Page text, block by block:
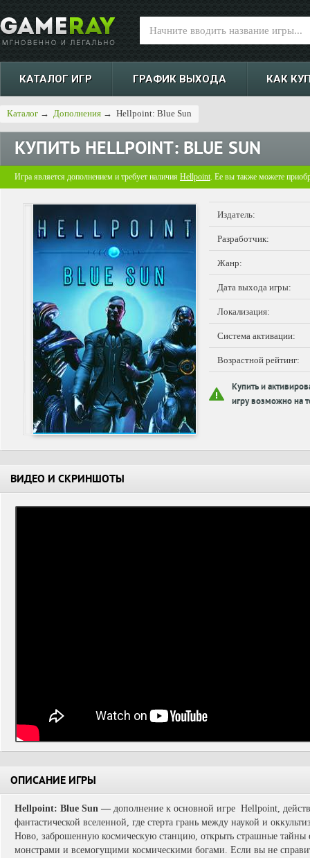
КАТАЛОГ ИГР ГРАФИК ВЫХОДА КАК
Каталог → Дополнения → Hellpoint: Blue Sun
КУПИТЬ HELLPOINT: BLUE SUN
Игра является дополнением и требует наличия Hellpoint. Ее вы также можете
Издатель:
Разработчик:
Жанр:
Дата выхода игры:
Локализация:
Система активации:
Возрастной рейтинг:
Купить и
игру возможно на
ВИДЕО И СКРИНШОТЫ
ОПИСАНИЕ ИГРЫ
Hellpoint: Blue Sun — дополнение к основной игре Hellpoint,
фантастической вселенной, где стерта грань между наукой и
Ново, заброшенную космическую станцию, открыть страшные тайны
монстрами и всемогущими космическими богами. Если вы не